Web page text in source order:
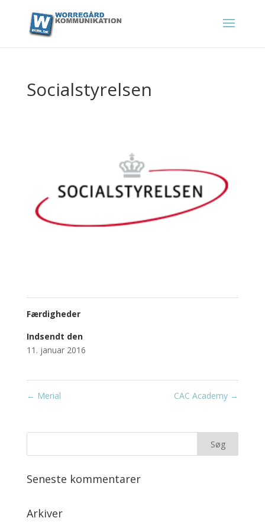
Socialstyrelsen
Færdigheder
Indsendt den
11. januar 2016
← Merial CAC Academy →
Seneste kommentarer
Arkiver